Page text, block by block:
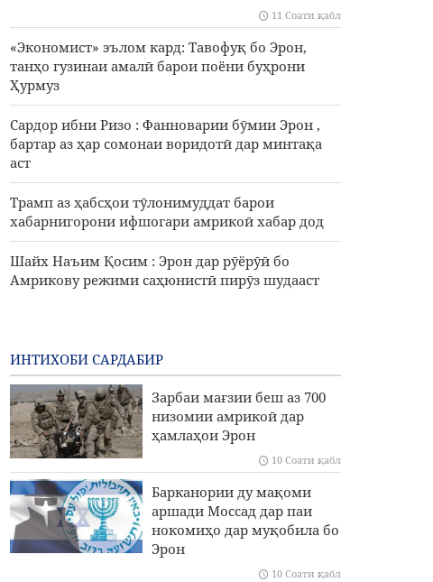
11 Соати қабл
«Экономист» эълом кард: Тавофуқ бо Эрон,
танҳо гузинаи амалӣ барои поёни буҳрони
Ҳурмуз
Сардор ибни Ризо : Фанноварии бӯмии Эрон ,
бартар аз ҳар сомонаи воридотӣ дар минтақа
аст
Трамп аз ҳабсҳои тӯлонимуддат барои
хабарнигорони ифшогари амрикоӣ хабар дод
Шайх Наъим Қосим : Эрон дар рӯёрӯӣ бо
Амрикову режими саҳюнистӣ пирӯз шудааст
ИНТИХОБИ САРДАБИР
Зарбаи мағзии беш аз 700
низомии амрикоӣ дар
ҳамлаҳои Эрон
10 Соати қабл
Барканории ду мақоми
аршади Моссад дар паи
нокомиҳо дар муқобила бо
Эрон
10 Соати қабл